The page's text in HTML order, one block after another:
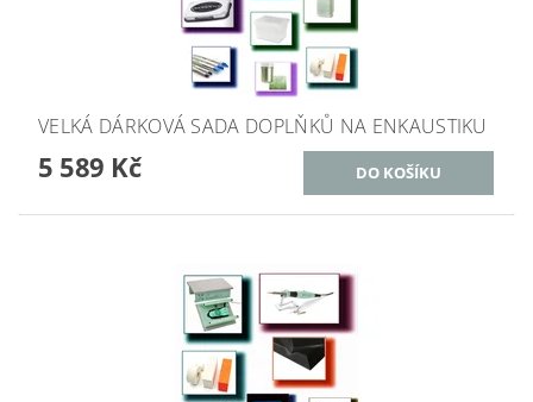
VELKÁ DÁRKOVÁ SADA DOPLŇKŮ NA ENKAUSTIKU
5 589 Kč